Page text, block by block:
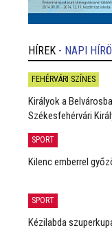
HÍREK - NAPI
FEHÉRVÁRI SZÍNES
Királyok a
Székesfehérvári
SPORT
Kilenc emberrel
SPORT
Kézilabda